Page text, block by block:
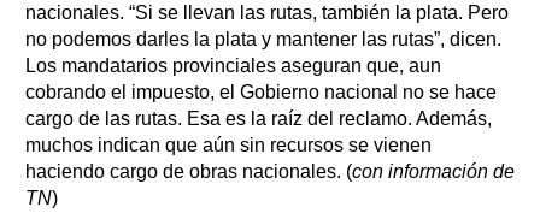
nacionales. “Si se llevan las rutas, también la plata. Pero
no podemos darles la plata y mantener las rutas”, dicen.
Los mandatarios provinciales aseguran que, aun
cobrando el impuesto, el Gobierno nacional no se hace
cargo de las rutas. Esa es la raíz del reclamo. Además,
muchos indican que aún sin recursos se vienen
haciendo cargo de obras nacionales. (con información de
TN)